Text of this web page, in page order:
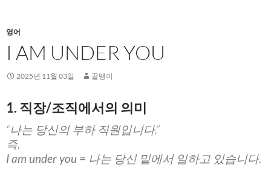
영어
I AM UNDER YOU
2025년 11월 03일 골뱅이
1. 직장/조직에서의 의미
“나는 당신의 부하 직원입니다.”
즉,
I am under you = 나는 당신 밑에서 일하고 있습니다.